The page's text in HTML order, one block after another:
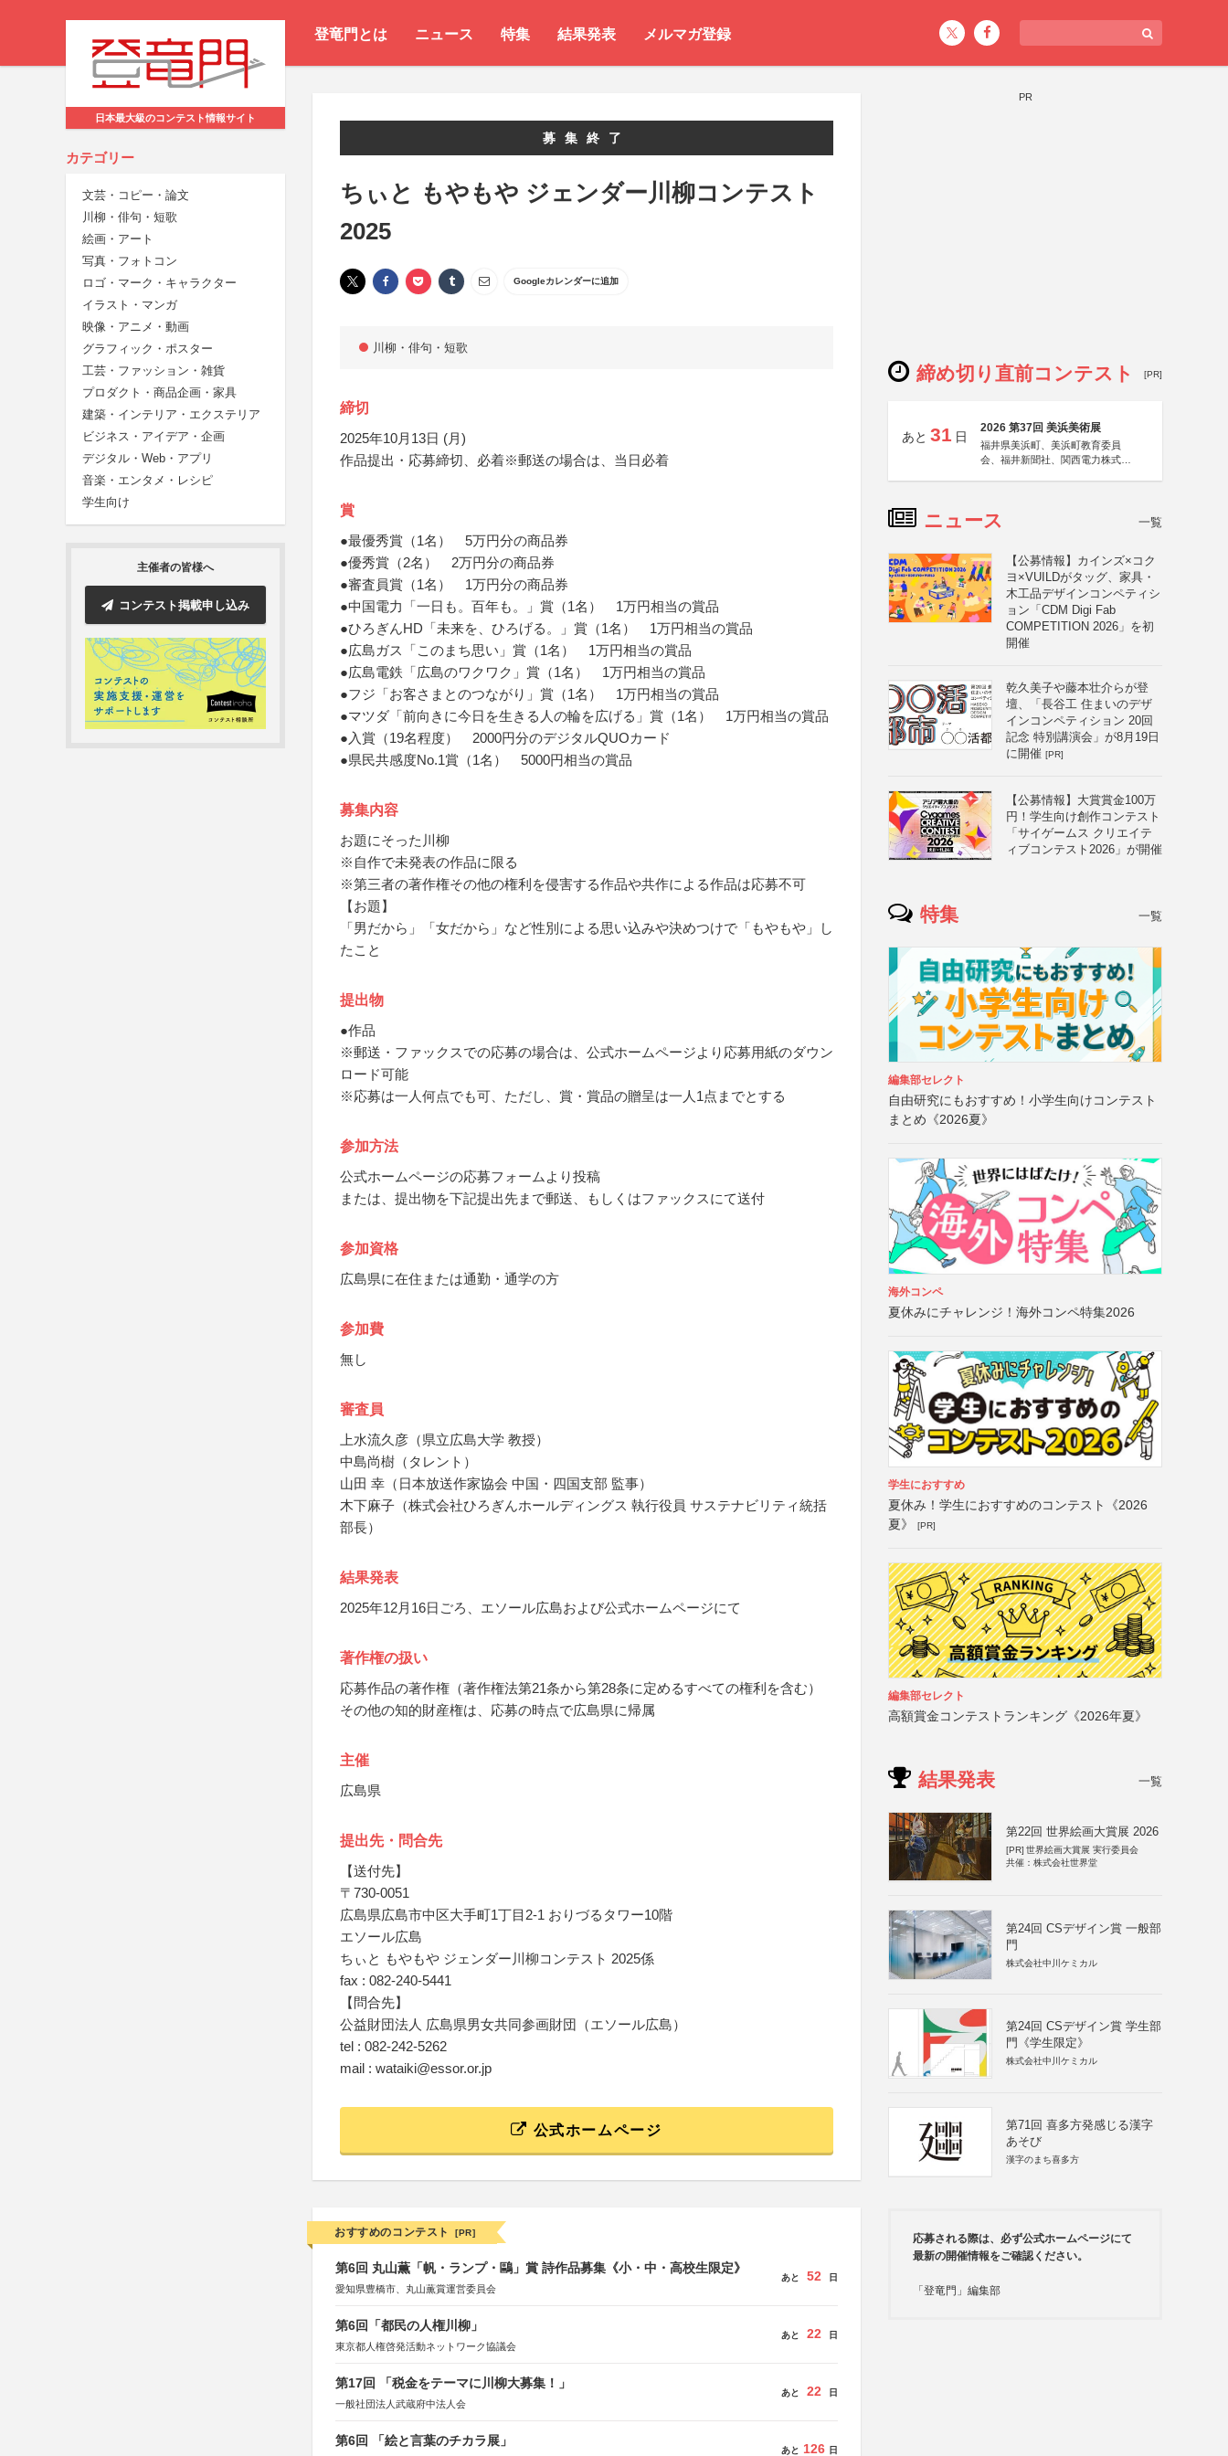
登竜門とは ニュース 特集 結果発表 メルマガ登録
日本最大級のコンテスト情報サイト
カテゴリー
文芸・コピー・論文
川柳・俳句・短歌
絵画・アート
写真・フォトコン
ロゴ・マーク・キャラクター
イラスト・マンガ
映像・アニメ・動画
グラフィック・ポスター
工芸・ファッション・雑貨
プロダクト・商品企画・家具
建築・インテリア・エクステリア
ビジネス・アイデア・企画
デジタル・Web・アプリ
音楽・エンタメ・レシピ
学生向け
主催者の皆様へ
コンテスト掲載申し込み
募集終了
ちぃと もやもや ジェンダー川柳コンテスト
2025
Googleカレンダーに追加
川柳・俳句・短歌
締切
2025年10月13日 (月)
作品提出・応募締切、必着※郵送の場合は、当日必着
賞
●最優秀賞（1名） 5万円分の商品券
●優秀賞（2名） 2万円分の商品券
●審査員賞（1名） 1万円分の商品券
●中国電力「一日も。百年も。」賞（1名） 1万円相当の賞品
●ひろぎんHD「未来を、ひろげる。」賞（1名） 1万円相当の賞品
●広島ガス「このまち思い」賞（1名） 1万円相当の賞品
●広島電鉄「広島のワクワク」賞（1名） 1万円相当の賞品
●フジ「お客さまとのつながり」賞（1名） 1万円相当の賞品
●マツダ「前向きに今日を生きる人の輪を広げる」賞（1名） 1万円相当の賞品
●入賞（19名程度） 2000円分のデジタルQUOカード
●県民共感度No.1賞（1名） 5000円相当の賞品
募集内容
お題にそった川柳
※自作で未発表の作品に限る
※第三者の著作権その他の権利を侵害する作品や共作による作品は応募不可
【お題】
「男だから」「女だから」など性別による思い込みや決めつけで「もやもや」し
たこと
提出物
●作品
※郵送・ファックスでの応募の場合は、公式ホームページより応募用紙のダウン
ロード可能
※応募は一人何点でも可、ただし、賞・賞品の贈呈は一人1点までとする
参加方法
公式ホームページの応募フォームより投稿
または、提出物を下記提出先まで郵送、もしくはファックスにて送付
参加資格
広島県に在住または通勤・通学の方
参加費
無し
審査員
上水流久彦（県立広島大学 教授）
中島尚樹（タレント）
山田 幸（日本放送作家協会 中国・四国支部 監事）
木下麻子（株式会社ひろぎんホールディングス 執行役員 サステナビリティ統括
部長）
結果発表
2025年12月16日ごろ、エソール広島および公式ホームページにて
著作権の扱い
応募作品の著作権（著作権法第21条から第28条に定めるすべての権利を含む）
その他の知的財産権は、応募の時点で広島県に帰属
主催
広島県
提出先・問合先
【送付先】
〒730-0051
広島県広島市中区大手町1丁目2-1 おりづるタワー10階
エソール広島
ちぃと もやもや ジェンダー川柳コンテスト 2025係
fax : 082-240-5441
【問合先】
公益財団法人 広島県男女共同参画財団（エソール広島）
tel : 082-242-5262
mail : wataiki@essor.or.jp
公式ホームページ
おすすめのコンテスト [PR]
第6回 丸山薫「帆・ランプ・鷗」賞 詩作品募集《小・中・高校生限定》
愛知県豊橋市、丸山薫賞運営委員会
あと 52 日
第6回「都民の人権川柳」
東京都人権啓発活動ネットワーク協議会
あと 22 日
第17回 「税金をテーマに川柳大募集！」
一般社団法人武蔵府中法人会
あと 22 日
第6回 「絵と言葉のチカラ展」
あと 126 日
PR
締め切り直前コンテスト [PR]
あと 31 日
2026 第37回 美浜美術展
福井県美浜町、美浜町教育委員
会、福井新聞社、関西電力株式会
ニュース 一覧
【公募情報】カインズ×コク
ヨ×VUILDがタッグ、家具・
木工品デザインコンペティシ
ョン「CDM Digi Fab
COMPETITION 2026」を初
開催
乾久美子や藤本壮介らが登
壇、「長谷工 住まいのデザ
インコンペティション 20回
記念 特別講演会」が8月19日
に開催 [PR]
【公募情報】大賞賞金100万
円！学生向け創作コンテスト
「サイゲームス クリエイテ
ィブコンテスト2026」が開催
特集 一覧
編集部セレクト
自由研究にもおすすめ！小学生向けコンテスト
まとめ《2026夏》
海外コンペ
夏休みにチャレンジ！海外コンペ特集2026
学生におすすめ
夏休み！学生におすすめのコンテスト《2026
夏》
[PR]
編集部セレクト
高額賞金コンテストランキング《2026年夏》
結果発表 一覧
第22回 世界絵画大賞展 2026
[PR] 世界絵画大賞展 実行委員会
共催：株式会社世界堂
第24回 CSデザイン賞 一般部
門
株式会社中川ケミカル
第24回 CSデザイン賞 学生部
門《学生限定》
株式会社中川ケミカル
第71回 喜多方発感じる漢字
あそび
漢字のまち喜多方
応募される際は、必ず公式ホームページにて
最新の開催情報をご確認ください。
「登竜門」編集部